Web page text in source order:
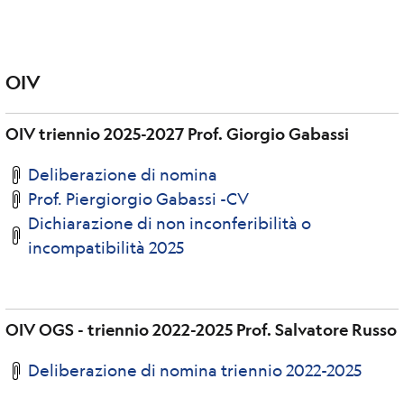
OIV
OIV triennio 2025-2027 Prof. Giorgio Gabassi
Deliberazione di nomina
Prof. Piergiorgio Gabassi -CV
Dichiarazione di non inconferibilità o
incompatibilità 2025
OIV OGS - triennio 2022-2025 Prof. Salvatore Russo
Deliberazione di nomina triennio 2022-2025